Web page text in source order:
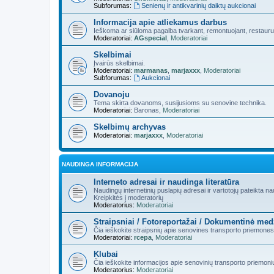
Subforumas:
Senienų ir antikvarinių daiktų aukcionai
Informacija apie atliekamus darbus
Ieškoma ar siūloma pagalba tvarkant, remontuojant,
Moderatoriai: AGspecial Moderatoriai
Skelbimai
Įvairūs skelbimai.
Moderatoriai: marmanas marjaxxx Moderatoriai
Subforumas:
Aukcionai
Dovanoju
Tema skirta dovanoms, susijusioms su senovine technika.
Moderatoriai: Baronas Moderatoriai
Skelbimų archyvas
Moderatoriai: marjaxxx Moderatoriai
NAUDINGA INFORMACIJA
Interneto adresai ir naudinga literatūra
Naudingų internetinių puslapių adresai ir vartotojų pateikta
Kreipkitės į moderatorių
Moderatorius: Moderatoriai
Straipsniai / Fotoreportažai / Dokumentinė
Čia ieškokite straipsnių apie senovines transporto priemones
Moderatoriai: rcepa Moderatoriai
Klubai
Čia ieškokite informacijos apie senovinių transporto
Moderatorius: Moderatoriai